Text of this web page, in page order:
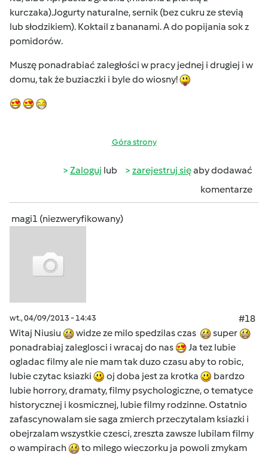
kurczaka).Jogurty naturalne, sernik (bez cukru ze stevią
lub słodzikiem). Koktail z bananami. A do popijania sok z
pomidorów.
Muszę ponadrabiać zaległości w pracy jednej i drugiej i w
domu, tak że buziaczki i byle do wiosny!
Góra strony
Zaloguj lub zarejestruj sięaby dodawać
komentarze
magi1 (niezweryfikowany)
wt., 04/09/2013 - 14:43
#18
Witaj Niusiu
widze ze milo spedzilas czas
super
ponadrabiaj zaleglosci i wracaj do nas
Ja tez lubie
ogladac filmy ale nie mam tak duzo czasu aby to robic,
lubie czytac ksiazki
oj doba jest za krotka
bardzo
lubie horrory, dramaty, filmy psychologiczne, o tematyce
historycznej i kosmicznej, lubie filmy rodzinne. Ostatnio
zafascynowalam sie saga zmierch przeczytalam ksiazki i
obejrzalam wszystkie czesci, zreszta zawsze lubilam filmy
o wampirach
to milego wieczorku ja powoli zmykam